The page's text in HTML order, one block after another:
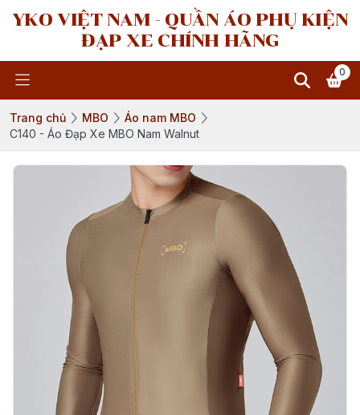
YKO VIỆT NAM - QUẦN ÁO PHỤ KIỆN
ĐẠP XE CHÍNH HÃNG
0
Trang chủ MBO
Áo nam MBO
C140 - Áo Đạp Xe MBO Nam Walnut